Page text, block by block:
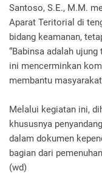
Santoso, S.E., M.M.
Aparat Teritorial di
bidang keamanan,
“Babinsa adalah
ini mencerminkan
membantu
Melalui kegiatan ini,
khususnya
dalam dokumen
bagian dari
(wd)